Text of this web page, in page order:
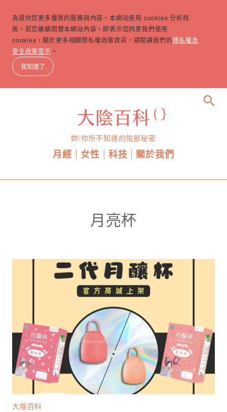
為提供您更多優質的服務與內容，本網站使用 cookies 分析技
術。若您繼續閱覽本網站內容，即表示您同意我們使用
cookies，關於更多相關隱私權政策資訊，請閱讀我們的隱私權及
安全政策宣示 。
我知道了
妳/你所不知道的陰部秘密
月經 女性 科技 關於我們
search
月亮杯
大陰百科